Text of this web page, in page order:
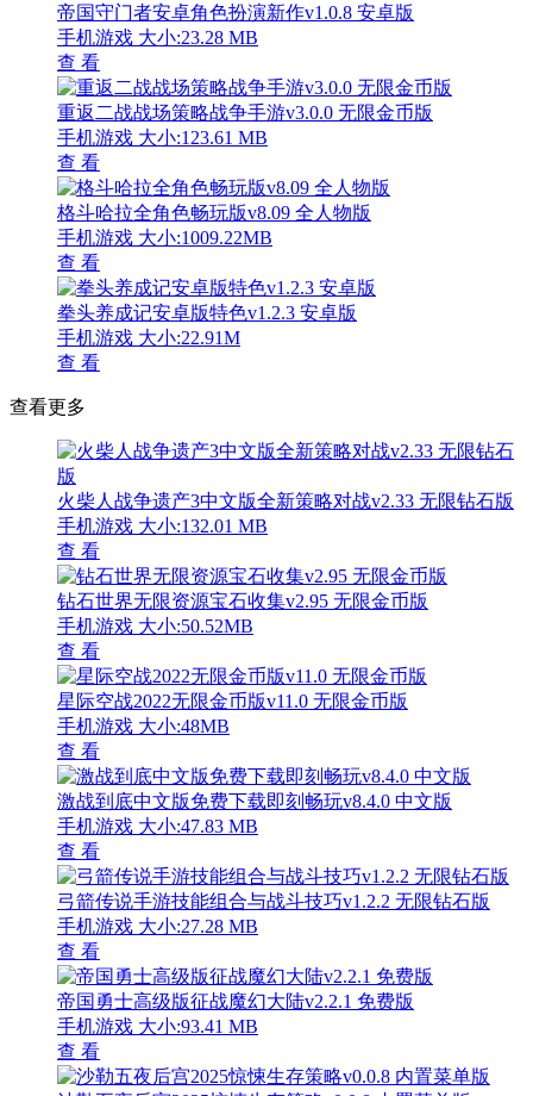
帝国守门者安卓角色扮演新作v1.0.8 安卓版
手机游戏 大小:23.28 MB
查 看
重返二战战场策略战争手游v3.0.0 无限金币版
手机游戏 大小:123.61 MB
查 看
格斗哈拉全角色畅玩版v8.09 全人物版
手机游戏 大小:1009.22MB
查 看
拳头养成记安卓版特色v1.2.3 安卓版
手机游戏 大小:22.91M
查 看
查看更多
火柴人战争遗产3中文版全新策略对战v2.33 无限钻石版
手机游戏 大小:132.01 MB
查 看
钻石世界无限资源宝石收集v2.95 无限金币版
手机游戏 大小:50.52MB
查 看
星际空战2022无限金币版v11.0 无限金币版
手机游戏 大小:48MB
查 看
激战到底中文版免费下载即刻畅玩v8.4.0 中文版
手机游戏 大小:47.83 MB
查 看
弓箭传说手游技能组合与战斗技巧v1.2.2 无限钻石版
手机游戏 大小:27.28 MB
查 看
帝国勇士高级版征战魔幻大陆v2.2.1 免费版
手机游戏 大小:93.41 MB
查 看